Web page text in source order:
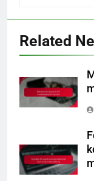
Related